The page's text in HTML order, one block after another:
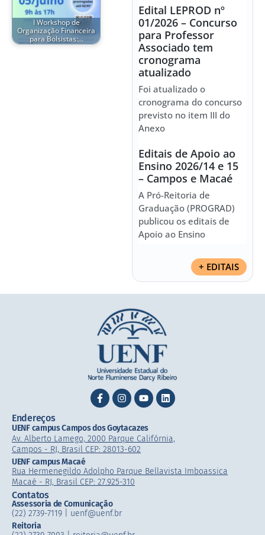
I Workshop de
Organização Financeira
para Bolsistas:…
Edital LEPROD nº
01/2026 – Concurso
para Professor
Associado tem
cronograma
atualizado
Foi atualizado o
cronograma do concurso
previsto no item III do
Anexo
Editais de Apoio ao
Ensino 2026/14 e 15
– Campos e Macaé
A Pró-Reitoria de
Graduação (PROGRAD)
publicou os editais de
Apoio ao Ensino
+ EDITAIS
Endereços
UENF campus Campos dos Goytacazes
Av. Alberto Lamego, 2000 Parque Califórnia,
Campos - RJ, Brasil CEP: 28013-602
UENF campus Macaé
Rua Hermenegildo Adolpho Parque Bellavista Imboassica
Macaé - RJ, Brasil CEP: 27.925-310
Contatos
Assessoria de Comunicação
(22) 2739-7119 | uenf@uenf.br
Reitoria